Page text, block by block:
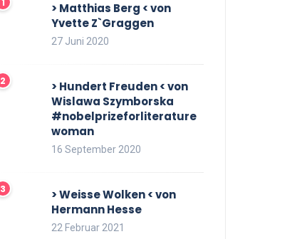
> Matthias Berg < von
Yvette Z`Graggen
27 Juni 2020
> Hundert Freuden < von
Wislawa Szymborska
#nobelprizeforliterature
woman
16 September 2020
> Weisse Wolken < von
Hermann Hesse
22 Februar 2021